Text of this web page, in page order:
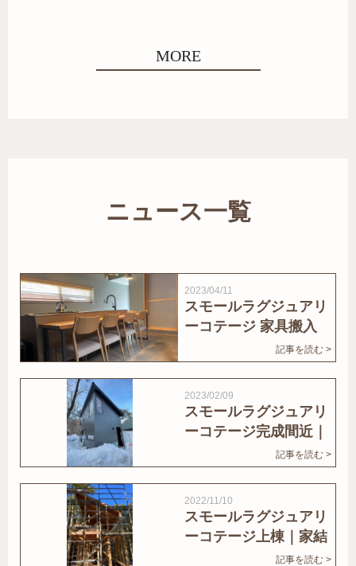
MORE
ニュース一覧
2023/04/11
スモールラグジュアリ
ーコテージ 家具搬入
記事を読む >
2023/02/09
スモールラグジュアリ
ーコテージ完成間近｜
記事を読む >
2022/11/10
スモールラグジュアリ
ーコテージ上棟｜家結
記事を読む >